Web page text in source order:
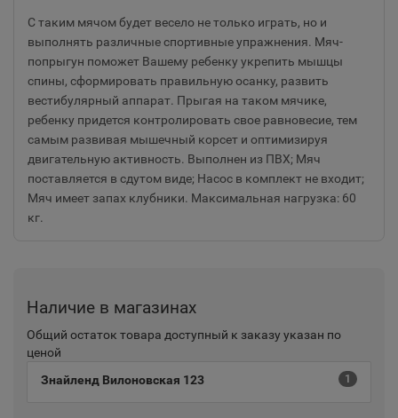
С таким мячом будет весело не только играть, но и
выполнять различные спортивные упражнения. Мяч-
попрыгун поможет Вашему ребенку укрепить мышцы
спины, сформировать правильную осанку, развить
вестибулярный аппарат. Прыгая на таком мячике,
ребенку придется контролировать свое равновесие, тем
самым развивая мышечный корсет и оптимизируя
двигательную активность. Выполнен из ПВХ; Мяч
поставляется в сдутом виде; Насос в комплект не входит;
Мяч имеет запах клубники. Максимальная нагрузка: 60
кг.
Наличие в магазинах
Общий остаток товара доступный к заказу указан по
ценой
Знайленд Вилоновская 123
1